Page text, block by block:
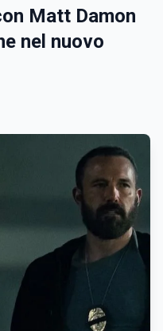
Matt Damon
nel nuovo